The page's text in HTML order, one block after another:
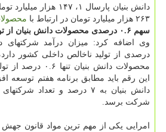
دانش بنیان پارسال ۱، ۱۴۷
۲۶۳ هزار میلیارد تومان در ارتباط با
سهم ۰.۶ درصدی محصولات دانش بنیان از تولید ناخالص داخلی
درصدی از تولید ناخالص داخلی کشور
محصولات دانش
این رقم باید مطابق برنامه هفتم توسعه
شرکت برسد.